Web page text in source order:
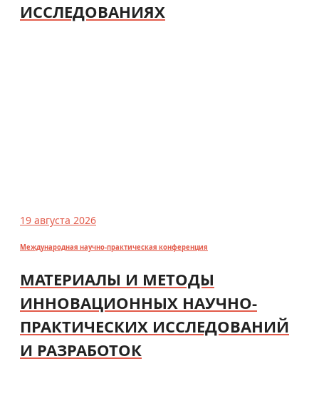
ИССЛЕДОВАНИЯХ
19 августа 2026
Международная научно-практическая конференция
МАТЕРИАЛЫ И МЕТОДЫ
ИННОВАЦИОННЫХ НАУЧНО-
ПРАКТИЧЕСКИХ ИССЛЕДОВАНИЙ
И РАЗРАБОТОК